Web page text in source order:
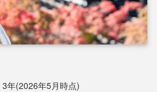
3年(2026年5月時点)